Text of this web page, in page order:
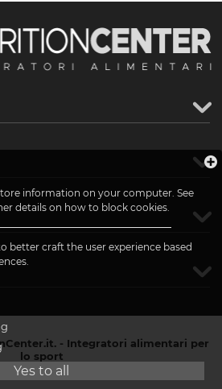
- Integratori alimentari per
lo sport
information on your computer. See
details on how to block cookies.
better craft the user experience based
Yes to all